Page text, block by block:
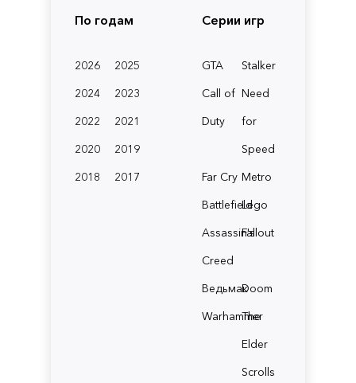
По годам
2026
2025
2024
2023
2022
2021
2020
2019
2018
2017
Серии игр
GTA
Stalker
Call of
Duty
Need
for
Speed
Far Cry Metro
BattlefieldLego
Assassin's
Creed
Fallout
ВедьмакDoom
Warhammer
The
Elder
Scrolls